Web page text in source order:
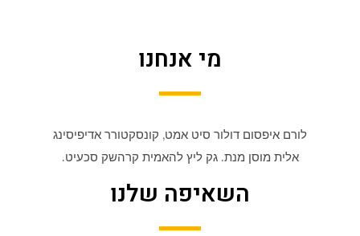
מי אנחנו
לורם איפסום דולור סיט אמט, קונסקטורר אדיפיסינג
אלית מוסן מנת. גק ליץ להאמית קרהשק סכעיט.
השאיפה שלנו